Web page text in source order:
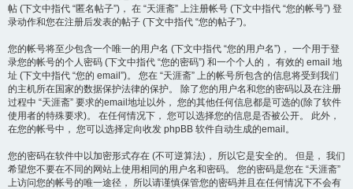
帖 (下文中指代 “匿名帖子”)， 在 “天涯斋” 上注册帐号 (下文中指代 “您的帐号”) 登
录动作和您在注册后发表的帖子 (下文中指代 “您的帖子”)。
您的帐号将至少包含一个唯一的用户名 (下文中指代 “您的用户名”)， 一个用于登
录您的帐号的个人密码 (下文中指代 “您的密码”) 和一个个人的， 有效的 email 地
址 (下文中指代 “您的 email”)。 您在 “天涯斋” 上的帐号所包含的信息将受到我们
的主机所在国家的数据保护法律的保护。 除了您的用户名和您的密码以及在注册
过程中 “天涯斋” 要求的email地址以外， 您的其他任何信息都是可选的(除了软件
使用者的特殊要求)。 在任何情况下， 您可以选择您的信息是否被公开。 此外，
在您的帐号中， 您可以选择定向收发 phpBB 软件自动生成的email。
您的密码在软件中以加密形式存在 (不可逆算法)， 所以它是安全的。 但是， 我们
希望您不要在不同的网站上使用相同的用户名和密码。 您的密码是您在 “天涯斋”
上访问您的帐号的唯一途径， 所以请谨慎保管您的密码并且在任何情况下不会有